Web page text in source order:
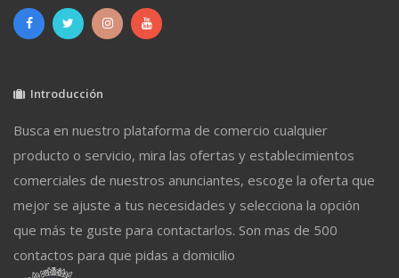
Introducción
Busca en nuestro plataforma de comercio cualquier
producto o servicio, mira las ofertas y establecimientos
comerciales de nuestros anunciantes, escoge la oferta que
mejor se ajuste a tus necesidades y selecciona la opción
que más te guste para contactarlos. Son mas de 500
contactos para que pidas a domicilio